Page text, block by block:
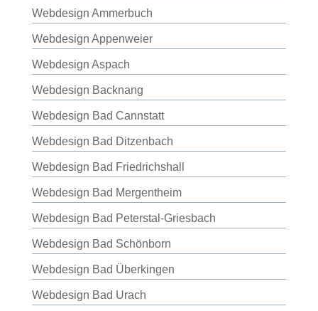
Webdesign Ammerbuch
Webdesign Appenweier
Webdesign Aspach
Webdesign Backnang
Webdesign Bad Cannstatt
Webdesign Bad Ditzenbach
Webdesign Bad Friedrichshall
Webdesign Bad Mergentheim
Webdesign Bad Peterstal-Griesbach
Webdesign Bad Schönborn
Webdesign Bad Überkingen
Webdesign Bad Urach